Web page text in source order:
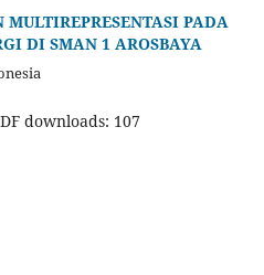
MULTIREPRESENTASI PADA
DI SMAN 1 AROSBAYA
downloads: 107